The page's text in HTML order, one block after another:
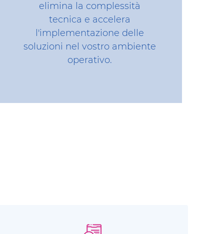
elimina la complessità
tecnica e accelera
l'implementazione delle
soluzioni nel vostro ambiente
operativo.